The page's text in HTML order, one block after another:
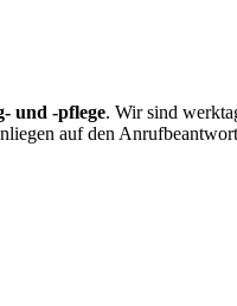
und -pflege. Wir sind
auf den